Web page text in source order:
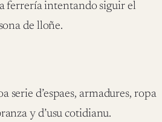
ferrería intentando siguir el
de lloñe.
serie d’espaes, armadures, ropa
y d’usu cotidianu.